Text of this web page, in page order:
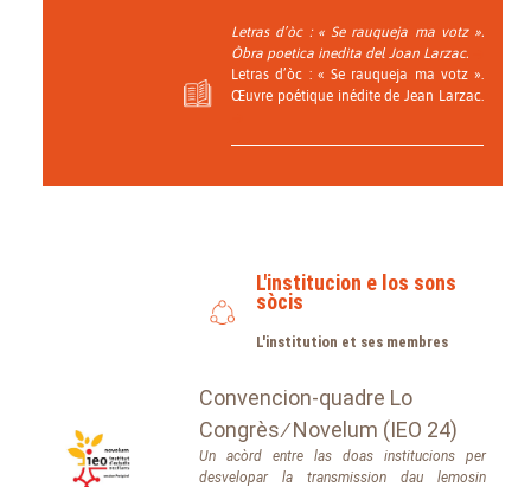
Letras d’òc : « Se rauqueja ma votz ».
Òbra poetica inedita del Joan Larzac.
Letras d’òc : « Se rauqueja ma votz ».
Œuvre poétique inédite de Jean Larzac.
L'institucion e los sons
sòcis
L'institution et ses membres
Convencion-quadre Lo
Congrès ∕ Novelum (IEO 24)
Un acòrd entre las doas institucions per
desvelopar la transmission dau lemosin